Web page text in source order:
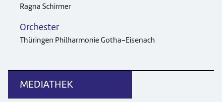
Ragna Schirmer
Orchester
Thüringen Philharmonie Gotha-Eisenach
MEDIATHEK